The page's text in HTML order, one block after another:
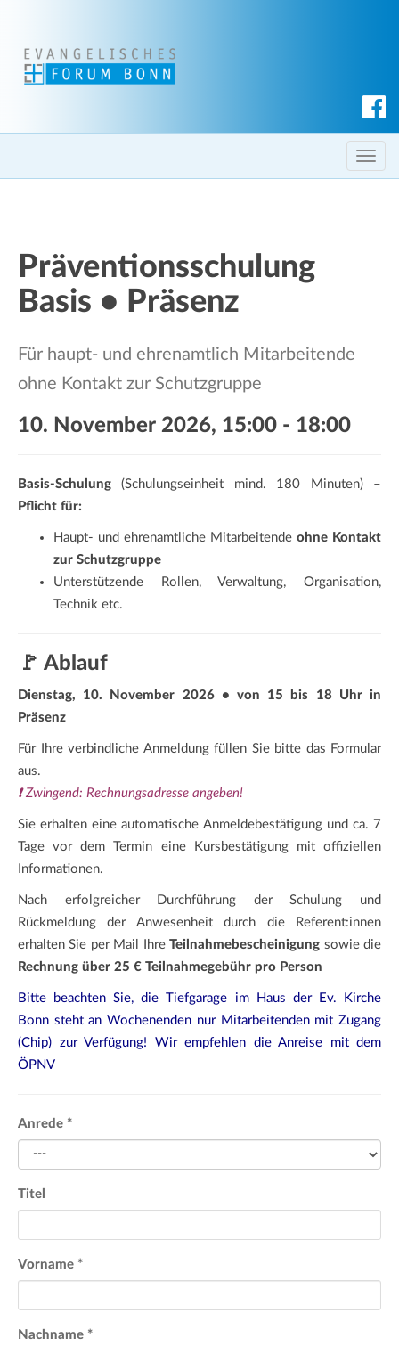
c
h T
o
Präventionsschulung
Basis • Präsenz
Für haupt- und ehrenamtlich Mitarbeitende
ohne Kontakt zur Schutzgruppe
10. November 2026, 15:00 - 18:00
Basis-Schulung (Schulungseinheit mind. 180 Minuten) –
Pflicht für:
Haupt- und ehrenamtliche Mitarbeitende ohne Kontakt
zur Schutzgruppe
Unterstützende Rollen, Verwaltung, Organisation,
Technik etc.
🚩 Ablauf
Dienstag, 10. November 2026 • von 15 bis 18 Uhr in
Präsenz
Für Ihre verbindliche Anmeldung füllen Sie bitte das Formular
aus.
❗ Zwingend: Rechnungsadresse angeben!
Sie erhalten eine automatische Anmeldebestätigung und ca. 7
Tage vor dem Termin eine Kursbestätigung mit offiziellen
Informationen.
Nach erfolgreicher Durchführung der Schulung und
Rückmeldung der Anwesenheit durch die Referent:innen
erhalten Sie per Mail IhreTeilnahmebescheinigung sowie die
Rechnung über 25 € Teilnahmegebühr pro Person
Bitte beachten Sie, die Tiefgarage im Haus der Ev. Kirche
Bonn steht an Wochenenden nur Mitarbeitenden mit Zugang
(Chip) zur Verfügung! Wir empfehlen die Anreise mit dem
ÖPNV
Anrede *
Titel
Vorname *
Nachname *